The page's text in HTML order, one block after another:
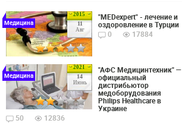
2015
11
Авг
Медицина
"MEDexpert" - лечение и
оздоровление в Турции
0
17884
2021
14
Июнь
Медицина
"АФС Медицинтехник" —
официальный
дистрибьютор
медоборудования
Philips Healthcare в
Украине
50
12836